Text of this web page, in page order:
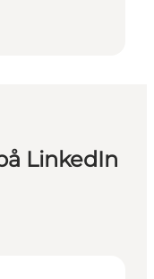
LinkedIn